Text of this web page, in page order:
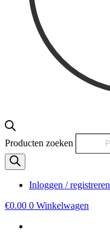
Producten zoeken
Inloggen / registreren
€0.00 0 Winkelwagen